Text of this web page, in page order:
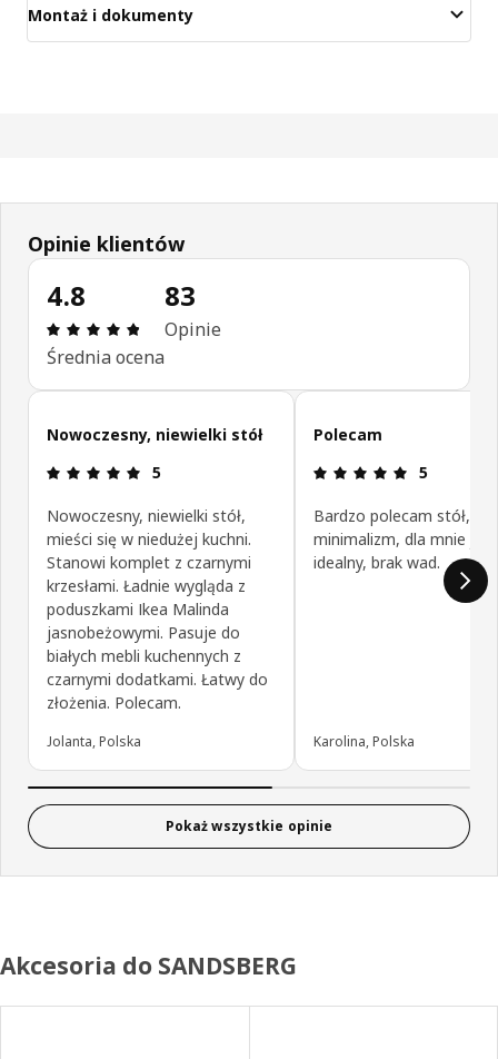
Montaż i dokumenty
Opinie klientów
4.8
Opinia: 4.8 na 5 gwiazdki. Recenzje ogółem: 83
Średnia ocena
83
Opinie
Pomiń opinie klientów
Nowoczesny, niewielki stół
Opinia: 5 na 5 gwiazdki.
5
Nowoczesny, niewielki stół,
mieści się w niedużej kuchni.
Stanowi komplet z czarnymi
krzesłami. Ładnie wygląda z
poduszkami Ikea Malinda
jasnobeżowymi. Pasuje do
białych mebli kuchennych z
czarnymi dodatkami. Łatwy do
złożenia. Polecam.
Jolanta, Polska
Polecam
Opinia: 5
5
Bardzo polecam stół,
minimalizm, dla mnie jest
idealny, brak wad.
Karolina, Polska
Pokaż wszystkie opinie
Akcesoria do SANDSBERG